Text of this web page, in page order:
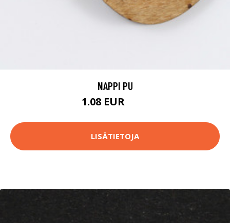
NAPPI PU
1.08 EUR
LISÄTIETOJA